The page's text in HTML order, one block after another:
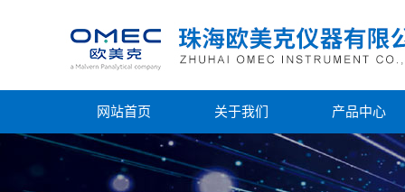
网站首页 关于我们 产品中心